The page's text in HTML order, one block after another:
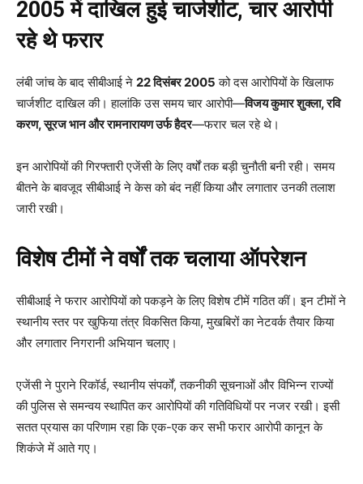
2005 में दाखिल हुई चार्जशीट, चार आरोपी
रहे थे फरार
लंबी जांच के बाद सीबीआई ने 22 दिसंबर 2005 को दस आरोपियों के खिलाफ
चार्जशीट दाखिल की। हालांकि उस समय चार आरोपी—विजय कुमार शुक्ला, रवि
करण, सूरज भान और रामनारायण उर्फ हैदर—फरार चल रहे थे।
इन आरोपियों की गिरफ्तारी एजेंसी के लिए वर्षों तक बड़ी चुनौती बनी रही। समय
बीतने के बावजूद सीबीआई ने केस को बंद नहीं किया और लगातार उनकी तलाश
जारी रखी।
विशेष टीमों ने वर्षों तक चलाया ऑपरेशन
सीबीआई ने फरार आरोपियों को पकड़ने के लिए विशेष टीमें गठित कीं। इन टीमों ने
स्थानीय स्तर पर खुफिया तंत्र विकसित किया, मुखबिरों का नेटवर्क तैयार किया
और लगातार निगरानी अभियान चलाए।
एजेंसी ने पुराने रिकॉर्ड, स्थानीय संपर्कों, तकनीकी सूचनाओं और विभिन्न राज्यों
की पुलिस से समन्वय स्थापित कर आरोपियों की गतिविधियों पर नजर रखी। इसी
सतत प्रयास का परिणाम रहा कि एक-एक कर सभी फरार आरोपी कानून के
शिकंजे में आते गए।